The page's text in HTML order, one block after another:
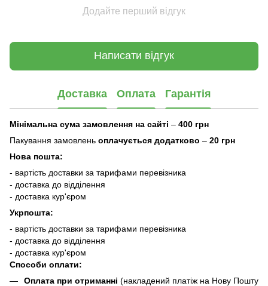
Додайте перший відгук
Написати відгук
Доставка Оплата Гарантія
Мінімальна сума замовлення на сайті – 400 грн
Пакування замовлень оплачується додатково – 20 грн
Нова пошта:
- вартість доставки за тарифами перевізника
- доставка до відділення
- доставка кур'єром
Укрпошта:
- вартість доставки за тарифами перевізника
- доставка до відділення
- доставка кур'єром
Способи оплати:
Оплата при отриманні (накладений платіж на Нову Пошту